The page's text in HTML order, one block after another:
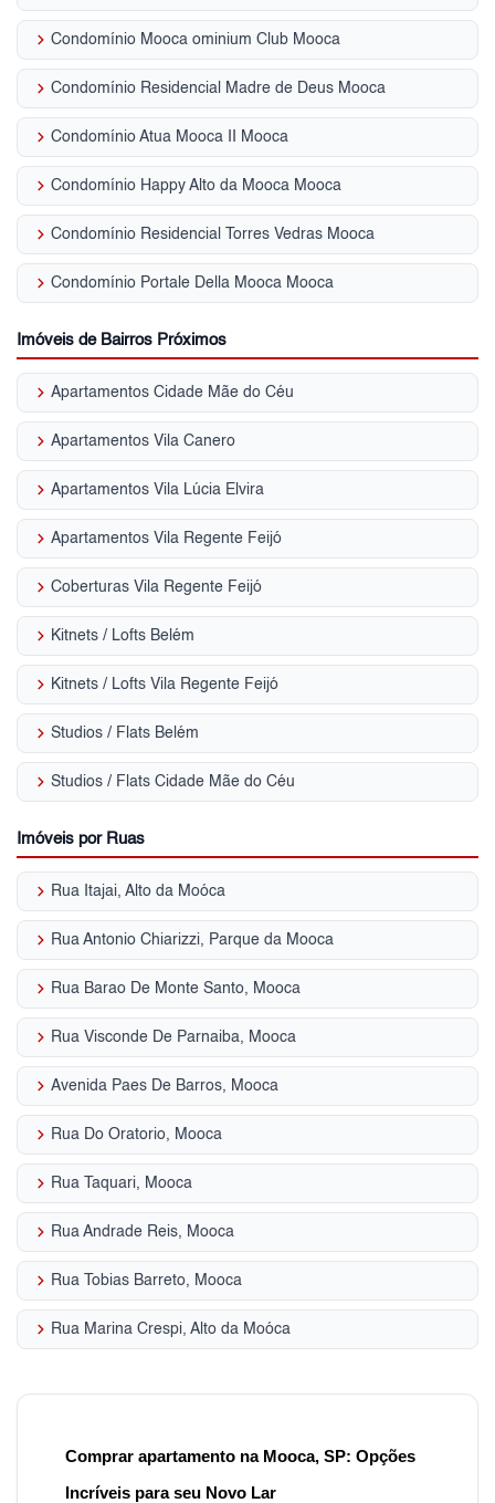
keyboard_arrow_right Condomínio Mooca ominium Club Mooca
keyboard_arrow_right Condomínio Residencial Madre de Deus Mooca
keyboard_arrow_right Condomínio Atua Mooca II Mooca
keyboard_arrow_right Condomínio Happy Alto da Mooca Mooca
keyboard_arrow_right Condomínio Residencial Torres Vedras Mooca
keyboard_arrow_right Condomínio Portale Della Mooca Mooca
Imóveis de Bairros Próximos
keyboard_arrow_right Apartamentos Cidade Mãe do Céu
keyboard_arrow_right Apartamentos Vila Canero
keyboard_arrow_right Apartamentos Vila Lúcia Elvira
keyboard_arrow_right Apartamentos Vila Regente Feijó
keyboard_arrow_right Coberturas Vila Regente Feijó
keyboard_arrow_right Kitnets / Lofts Belém
keyboard_arrow_right Kitnets / Lofts Vila Regente Feijó
keyboard_arrow_right Studios / Flats Belém
keyboard_arrow_right Studios / Flats Cidade Mãe do Céu
Imóveis por Ruas
keyboard_arrow_right Rua Itajai, Alto da Moóca
keyboard_arrow_right Rua Antonio Chiarizzi, Parque da Mooca
keyboard_arrow_right Rua Barao De Monte Santo, Mooca
keyboard_arrow_right Rua Visconde De Parnaiba, Mooca
keyboard_arrow_right Avenida Paes De Barros, Mooca
keyboard_arrow_right Rua Do Oratorio, Mooca
keyboard_arrow_right Rua Taquari, Mooca
keyboard_arrow_right Rua Andrade Reis, Mooca
keyboard_arrow_right Rua Tobias Barreto, Mooca
keyboard_arrow_right Rua Marina Crespi, Alto da Moóca
Comprar apartamento na Mooca, SP: Opções
Incríveis para seu Novo Lar